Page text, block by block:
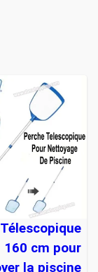
160 cm pour
la piscine